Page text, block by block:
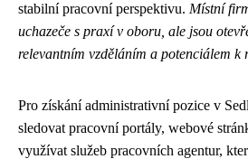
stabilní pracovní perspektivu. Místní
uchazeče s praxí v oboru, ale jsou
relevantním vzděláním a potenciálem k
Pro získání administrativní pozice v
sledovat pracovní portály, webové
využívat služeb pracovních agentur,